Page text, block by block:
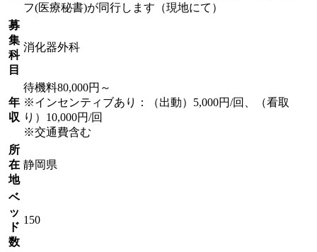
フ(医療秘書)が同行します（現地にて）
募
集
科
目
消化器外科
年
収
待機料80,000円～
※インセンティブあり：（出動）5,000円/回、（看取
り）10,000円/回
※交通費含む
所
在
地
静岡県
ベ
ッ
ド
数
150